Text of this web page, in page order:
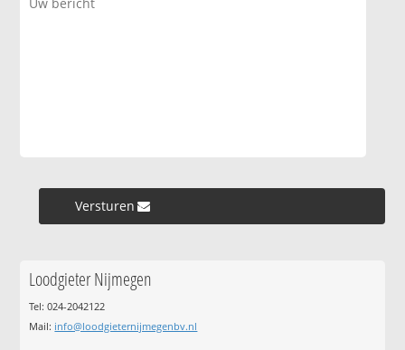
Versturen »
Loodgieter Nijmegen
Tel: 024-2042122
Mail: info@loodgieternijmegenbv.nl